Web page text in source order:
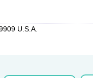
U.S.A.